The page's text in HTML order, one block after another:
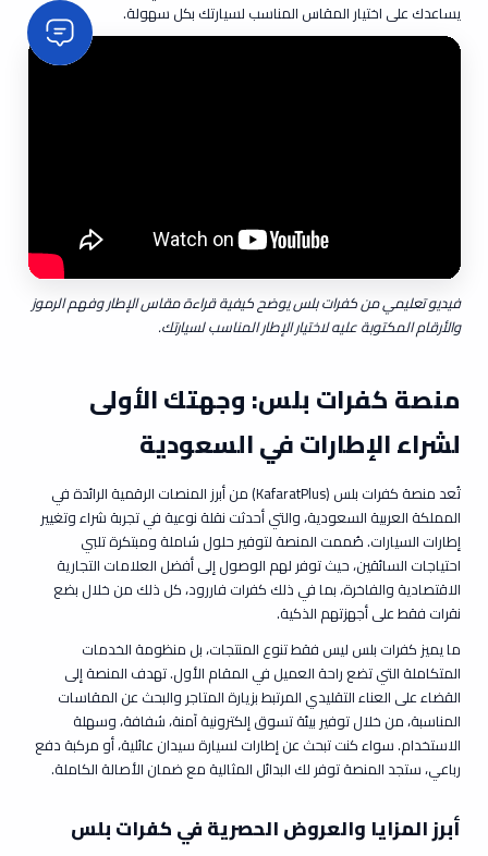
يساعدك على اختيار المقاس المناسب لسيارتك بكل سهولة.
فيديو تعليمي من كفرات بلس يوضح كيفية قراءة مقاس الإطار وفهم الرموز
والأرقام المكتوبة عليه لاختيار الإطار المناسب لسيارتك.
منصة كفرات بلس: وجهتك الأولى
لشراء الإطارات في السعودية
تُعد منصة كفرات بلس (KafaratPlus)
من أبرز المنصات الرقمية الرائدة في
المملكة العربية السعودية، والتي أحدثت نقلة نوعية في تجربة شراء وتغيير
إطارات السيارات. صُممت المنصة لتوفير حلول شاملة ومبتكرة تلبي
احتياجات السائقين، حيث توفر لهم الوصول إلى أفضل العلامات التجارية
الاقتصادية والفاخرة، بما في ذلك كفرات فاررود، كل ذلك من خلال بضع
نقرات فقط على أجهزتهم الذكية.
ما يميز كفرات بلس ليس فقط تنوع المنتجات، بل منظومة الخدمات
المتكاملة التي تضع راحة العميل في المقام الأول. تهدف المنصة إلى
القضاء على العناء التقليدي المرتبط بزيارة المتاجر والبحث عن المقاسات
المناسبة، من خلال توفير بيئة تسوق إلكترونية آمنة، شفافة، وسهلة
الاستخدام. سواء كنت تبحث عن إطارات لسيارة سيدان عائلية، أو مركبة دفع
رباعي، ستجد المنصة توفر لك البدائل المثالية مع ضمان الأصالة الكاملة.
أبرز المزايا والعروض الحصرية في كفرات بلس